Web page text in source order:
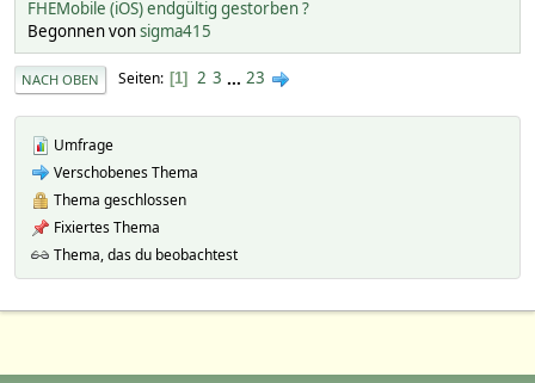
FHEMobile (iOS) endgültig gestorben ?
Begonnen vonsigma415
NACH OBEN Seiten 1 2 3 ... 23
Umfrage
Verschobenes Thema
Thema geschlossen
Fixiertes Thema
Thema, das du beobachtest